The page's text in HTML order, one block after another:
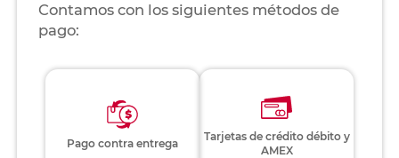
Contamos con los siguientes métodos de
pago:
Pago contra entrega
Tarjetas de crédito débito y
AMEX